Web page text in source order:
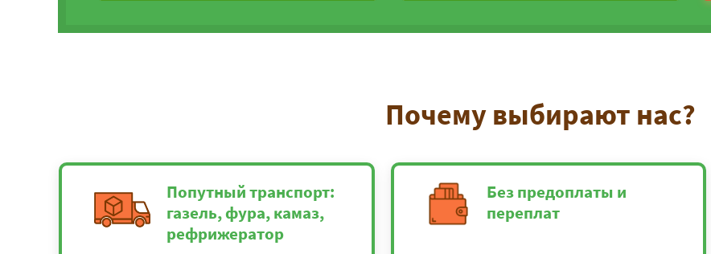
Почему выбирают нас?
Попутный транспорт:
газель, фура, камаз,
рефрижератор
Без предоплаты и
переплат